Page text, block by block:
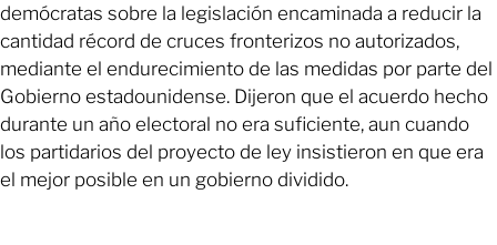
demócratas sobre la legislación encaminada a reducir la
cantidad récord de cruces fronterizos no autorizados,
mediante el endurecimiento de las medidas por parte del
Gobierno estadounidense. Dijeron que el acuerdo hecho
durante un año electoral no era suficiente, aun cuando
los partidarios del proyecto de ley insistieron en que era
el mejor posible en un gobierno dividido.